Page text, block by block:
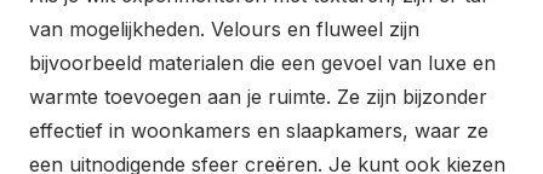
van mogelijkheden. Velours en fluweel zijn
bijvoorbeeld materialen die een gevoel van luxe en
warmte toevoegen aan je ruimte. Ze zijn bijzonder
effectief in woonkamers en slaapkamers, waar ze
een uitnodigende sfeer creëren. Je kunt ook kiezen